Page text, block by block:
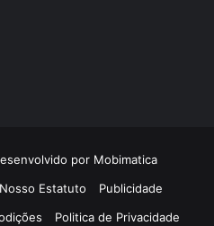
por Mobimatica
Nosso Estatuto
Publicidade
Politica de Privacidade